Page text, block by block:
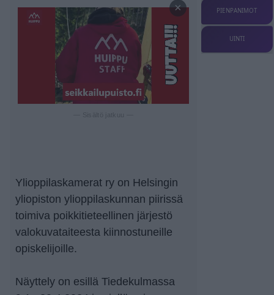
×
Ylioppilaskamerat ry on Helsingin
yliopiston ylioppilaskunnan piirissä
toimiva poikkitieteellinen järjestö
valokuvataiteesta kiinnostuneille
opiskelijoille.
Näyttely on esillä Tiedekulmassa
PIENPANIMOT
UINTI